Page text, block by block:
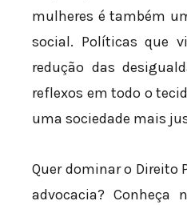
mulheres é também
social. Políticas que
redução das
reflexos em todo o
uma sociedade mais
Quer dominar o Direito
advocacia? Conheça